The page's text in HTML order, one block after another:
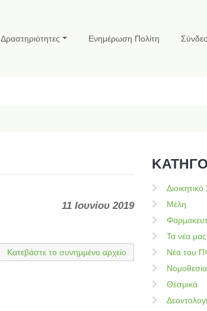
Δραστηριότητες Ενημέρωση Πολίτη
11 Ιουνίου 2019
Κατεβάστε το συνημμένο αρχείο
Μέλη
Τα νέα μας
Νέα του
Νομοθεσία
Θεσμικά